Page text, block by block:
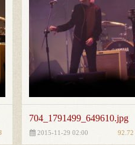
704_1791499_649610.jpg
2015-11-29 02:00 92.72